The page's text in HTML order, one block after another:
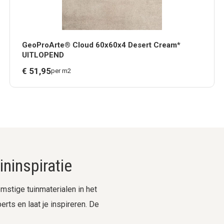
GeoProArte® Cloud 60x60x4 Desert Cream*
UITLOPEND
€ 51,95per m2
tuinmaterialen in het
en laat je inspireren. De